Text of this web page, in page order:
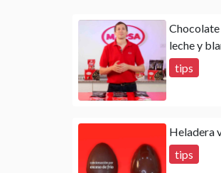
leche y
tips
Heladera
tips